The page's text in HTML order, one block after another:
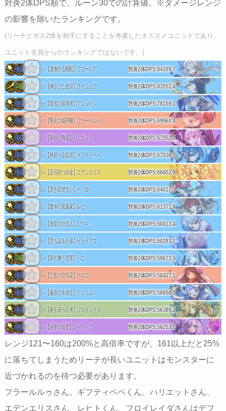
対炎2体DPS順で、ルーン30での計算値。※ダメージレンジ
の影響を除いたランキングです。
(リーチとボス2体を相手にすることを考慮したオススメユニットであり、
ユニット全員からのランキングではないです。)
☆4 【凍海奔る剛船】フロージア 対炎2体DPS:84199.7
☆5 【神さびた残滓】テイシュウ 対炎2体DPS:83552.6
☆5 【叡智の探求者】アルシオン 対炎2体DPS:78159.1
☆5 【誓約の焔円陣】フラールルゥ 対炎2体DPS:69960.4
☆5 【夢紡ぐ陶指】ハリエット 対炎2体DPS:67052.2
☆4 【秋統べる藍翅】ギフティペペ 対炎2体DPS:67038.7
☆5【思召待つ緋金】エデンエリス 対炎2体DPS:66602.9
☆3 【貴き星杖使い】ベリル 対炎2体DPS:64617.0
☆3 【魔本の蒐集家】レヒト 対炎2体DPS:61371.8
☆3 【泡影の彷徨人】ソウマ 対炎2体DPS:60833.4
☆5 【盈ち溢る心扉】イライアス 対炎2体DPS:60293.1
☆5 【零れ舞う雪華】パユ 対炎2体DPS:59673.5
☆4 【亡邑の彷徨花】ホロロ 対炎2体DPS:58427.1
☆4 【薫香の水操士】ナジュム 対炎2体DPS:56856.3
☆5 【春を統べる者】フロイレイダ 対炎2体DPS:56389.2
☆4 【迷夢の姫君】シャティア 対炎2体DPS:56253.7
レンジ121〜160は200%と高倍率ですが、161以上だと25%
に落ちてしまうためリーチが長いユニットはモンスターに
近づかれるのを待つ必要があります。
フラールルゥさん、ギフティペペくん、ハリエットさん、
エデンエリスさん、レヒトくん、フロイレイダさんはデフ